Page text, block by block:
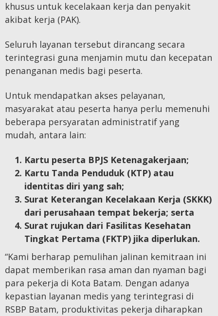
khusus untuk kecelakaan kerja dan penyakit
akibat kerja (PAK).
Seluruh layanan tersebut dirancang secara
terintegrasi guna menjamin mutu dan kecepatan
penanganan medis bagi peserta.
Untuk mendapatkan akses pelayanan,
masyarakat atau peserta hanya perlu memenuhi
beberapa persyaratan administratif yang
mudah, antara lain:
Kartu peserta BPJS Ketenagakerjaan;
Kartu Tanda Penduduk (KTP) atau
identitas diri yang sah;
Surat Keterangan Kecelakaan Kerja (SKKK)
dari perusahaan tempat bekerja; serta
Surat rujukan dari Fasilitas Kesehatan
Tingkat Pertama (FKTP) jika diperlukan.
“Kami berharap pemulihan jalinan kemitraan ini
dapat memberikan rasa aman dan nyaman bagi
para pekerja di Kota Batam. Dengan adanya
kepastian layanan medis yang terintegrasi di
RSBP Batam, produktivitas pekerja diharapkan